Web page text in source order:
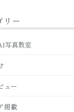
リー
写真教室
ュー
掲載